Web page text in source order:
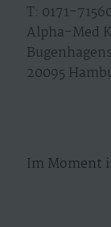
T: 0171-
Alpha-Med
20095
Im Moment